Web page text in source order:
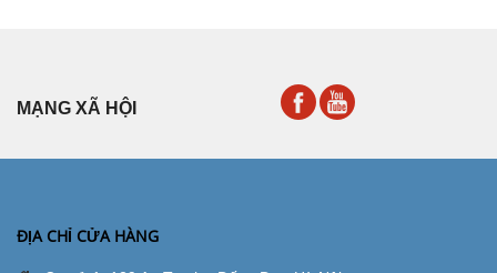
MẠNG XÃ HỘI
ĐỊA CHỈ CỬA HÀNG